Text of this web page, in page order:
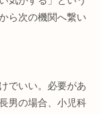
ら次の機関へ繋い
でいい。必要があ
男の場合、小児科